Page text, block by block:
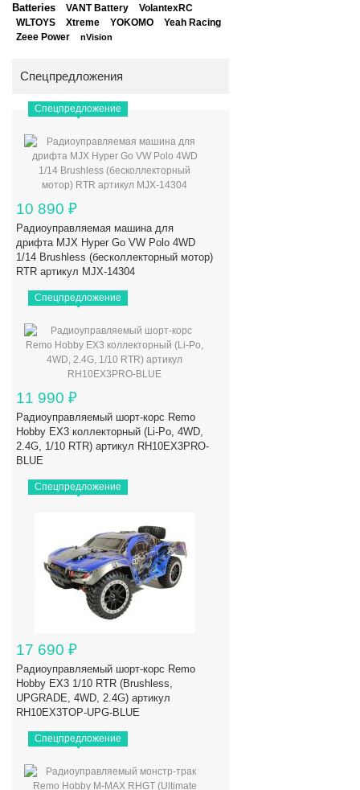
Batteries
VANT Battery VolantexRC
WLTOYS Xtreme YOKOMO Yeah Racing
Zeee Power nVision
Спецпредложения
Спецпредложение
10 890 ₽
Радиоуправляемая машина для
дрифта MJX Hyper Go VW Polo 4WD
1/14 Brushless (бесколлекторный мотор)
RTR артикул MJX-14304
Спецпредложение
11 990 ₽
Радиоуправляемый шорт-корс Remo
Hobby EX3 коллекторный (Li-Po, 4WD,
2.4G, 1/10 RTR) артикул RH10EX3PRO-
BLUE
Спецпредложение
17 690 ₽
Радиоуправляемый шорт-корс Remo
Hobby EX3 1/10 RTR (Brushless,
UPGRADE, 4WD, 2.4G) артикул
RH10EX3TOP-UPG-BLUE
Спецпредложение